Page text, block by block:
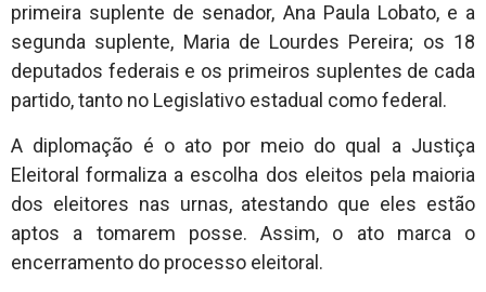
primeira suplente de senador, Ana Paula Lobato, e a
segunda suplente, Maria de Lourdes Pereira; os 18
deputados federais e os primeiros suplentes de cada
partido, tanto no Legislativo estadual como federal.
A diplomação é o ato por meio do qual a Justiça
Eleitoral formaliza a escolha dos eleitos pela maioria
dos eleitores nas urnas, atestando que eles estão
aptos a tomarem posse. Assim, o ato marca o
encerramento do processo eleitoral.